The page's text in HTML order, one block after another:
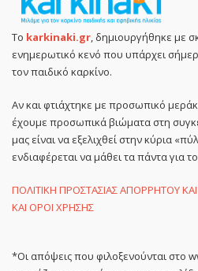
Το karkinaki.gr, δημιουργήθηκε με
ενημερωτικό κενό που υπάρχει
τον παιδικό καρκίνο.
Αν και φτιάχτηκε με προσωπικό
έχουμε προσωπικά βιώματα στη
μας είναι να εξελιχθεί στην κύρια
ενδιαφέρεται να μάθει τα πάντα για
ΠΟΛΙΤΙΚΗ ΠΡΟΣΤΑΣΙΑΣ ΑΠΟΡΡΗΤΟΥ
ΚΑΙ ΟΡΟΙ ΧΡΗΣΗΣ
*Οι απόψεις που φιλοξενούνται στο